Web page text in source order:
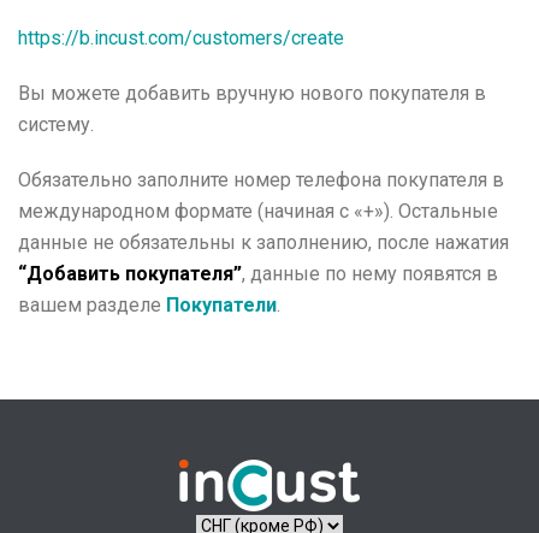
Использование корпоративных счетов
Подарочные карты и их разновидности: как создать,
выпускать и продавать
Инструкция по настройке топлива или энергии
Инструкция по настройке отзывов и рекомендаций
Инструкция по настройке сложных схем
ценообразования
Обучение
Программы, интеграция и API
Материалы и документы
Глоссарий
https://b.incust.com/customers/create
Вы можете добавить вручную нового покупателя в
систему.
Обязательно заполните номер телефона покупателя в
международном формате (начиная с «+»). Остальные
данные не обязательны к заполнению, после нажатия
“Добавить покупателя”, данные по нему появятся в
вашем разделе Покупатели.